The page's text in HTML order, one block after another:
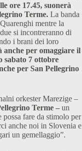
ore 17.45, suonerà
Terme. La banda
mentre la
si incontreranno di
i brani dei loro
anche per omaggiare il
sabato 7 ottobre
per San Pellegrino
orkester Marezige –
Terme – un
fare da stimolo per
anche noi in Slovenia e
un gemellaggio”.